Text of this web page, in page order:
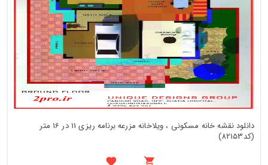
دانلود نقشه خانه مسکونی ، ویلاخانه مزرعه برنامه ریزی 11 در 16 متر
(کد82153)